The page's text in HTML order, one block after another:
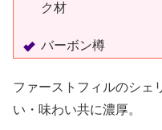
ク材
バーボン樽
ファーストフィルのシェ
い・味わい共に濃厚。